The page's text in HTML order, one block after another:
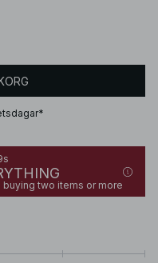
two items or more